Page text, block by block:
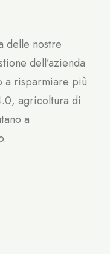
delle nostre
dell’azienda
a risparmiare più
agricoltura di
a